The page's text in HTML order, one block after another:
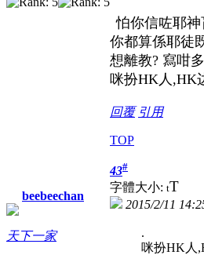
怕你信咗耶
你都算係耶徒
想離教? 寫咁
咪扮HK人,HK
回覆 引用
TOP
beebeechan
天下一家
43#
字體大小: tT
2015/2/11
.
咪扮HK人